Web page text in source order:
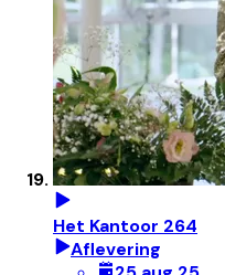
Het Kantoor 264
Aflevering